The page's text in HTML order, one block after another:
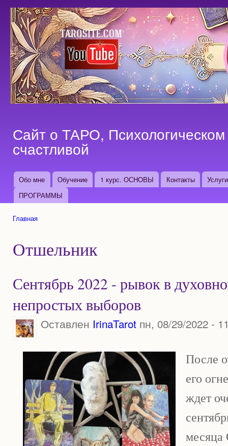
Сайт о ТАРО,
счастливой
Основные ссылки
Обо мне Обучение 1 курс. ОСНОВЫ Контакты
Услуги
ПРОГРАММЫ
Главная
Отшельник
Сентябрь 2022 - рывок в
непростых выборов
Оставлен IrinaTarotпн, 08/29/2022 -
После
его
ждет
месяца